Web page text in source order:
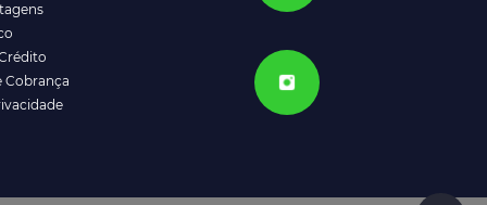
Cobrança